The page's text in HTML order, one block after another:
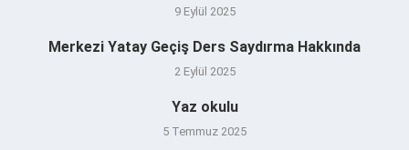
9 Eylül 2025
Merkezi Yatay Geçiş Ders Saydırma Hakkında
2 Eylül 2025
Yaz okulu
5 Temmuz 2025